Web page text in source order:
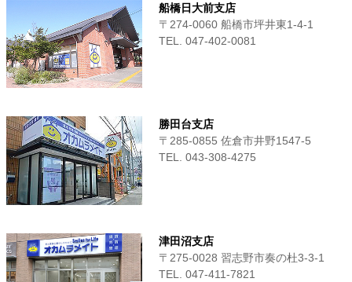
船橋日大前支店
〒274-0060 船橋市坪井東1-4-1
TEL. 047-402-0081
勝田台支店
〒285-0855 佐倉市井野1547-5
TEL. 043-308-4275
津田沼支店
〒275-0028 習志野市奏の杜3-3-1
TEL. 047-411‐7821